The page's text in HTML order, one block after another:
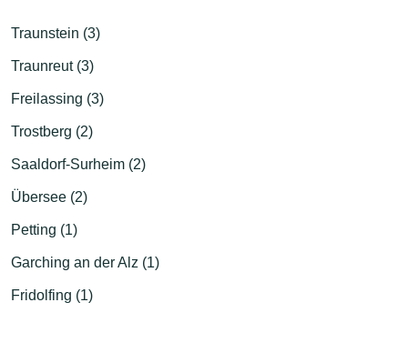
Traunstein (3)
Traunreut (3)
Freilassing (3)
Trostberg (2)
Saaldorf-Surheim (2)
Übersee (2)
Petting (1)
Garching an der Alz (1)
Fridolfing (1)